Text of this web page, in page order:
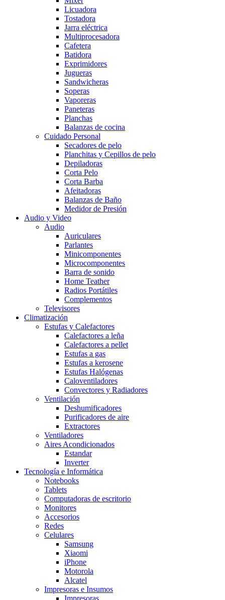
Licuadora
Tostadora
Jarra eléctrica
Multiprocesadora
Cafetera
Batidora
Exprimidores
Jugueras
Sandwicheras
Soperas
Vaporeras
Paneteras
Planchas
Balanzas de cocina
Cuidado Personal
Secadores de pelo
Planchitas y Cepillos de pelo
Depiladoras
Corta Pelo
Corta Barba
Afeitadoras
Balanzas de Baño
Medidor de Presión
Audio y Video
Audio
Auriculares
Parlantes
Minicomponentes
Microcomponentes
Barra de sonido
Home Teather
Radios Portátiles
Complementos
Televisores
Climatización
Estufas y Calefactores
Calefactores a leña
Calefactores a pellet
Estufas a gas
Estufas a kerosene
Estufas Halógenas
Caloventiladores
Convectores y Radiadores
Ventilación
Deshumificadores
Purificadores de aire
Extractores
Ventiladores
Aires Acondicionados
Estandar
Inverter
Tecnología e Informática
Notebooks
Tablets
Computadoras de escritorio
Monitores
Accesorios
Redes
Celulares
Samsung
Xiaomi
iPhone
Motorola
Alcatel
Impresoras e Insumos
Impresoras